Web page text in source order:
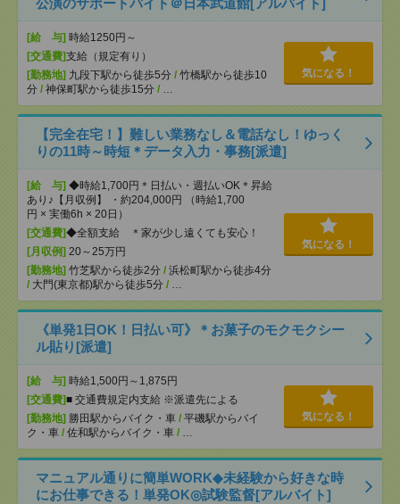
公演のサポートバイト＠日本武道館[アルバイト]
[給 与] 時給1250円～
[交通費]支給（規定有り）
[勤務地] 九段下駅から徒歩5分 / 竹橋駅から徒歩10
分 / 神保町駅から徒歩15分 / …
気になる！
【完全在宅！】難しい業務なし＆電話なし！ゆっく
りの11時～時短＊データ入力・事務[派遣]
[給 与] ◆時給1,700円＊日払い・週払いOK＊昇給
あり♪【月収例】 ・約204,000円 （時給1,700
円 × 実働6h × 20日）
[交通費]◆全額支給 ＊家が少し遠くても安心！
[月収例] 20～25万円
[勤務地] 竹芝駅から徒歩2分 / 浜松町駅から徒歩4分
/ 大門(東京都)駅から徒歩5分 / …
気になる！
《単発1日OK！日払い可》＊お菓子のモクモクシー
ル貼り[派遣]
[給 与] 時給1,500円～1,875円
[交通費]■ 交通費規定内支給 ※派遣先による
[勤務地] 勝田駅からバイク・車 / 平磯駅からバイ
ク・車 / 佐和駅からバイク・車 / …
気になる！
マニュアル通りに簡単WORK◆未経験から好きな時
にお仕事できる！単発OK◎試験監督[アルバイト]